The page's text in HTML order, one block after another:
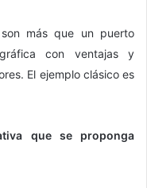
son más que un puerto
con ventajas y
El ejemplo clásico es
que se proponga